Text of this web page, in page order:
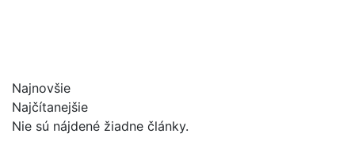
Najnovšie
Najčítanejšie
Nie sú nájdené žiadne články.